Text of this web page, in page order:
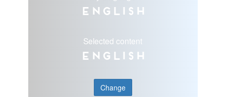
English
Selected content
English
Change